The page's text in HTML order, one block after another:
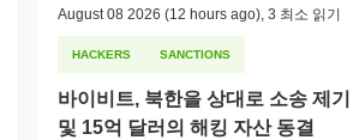
투표 메커니즘을 통해 커뮤니티 구성원이
이러한 문제를 해결했습니다. 또한, 플랫
적인 보안 감사를 실시하고 확인된 취약점
복력을 강화했습니다. 러시안 블루 고양이
August 08 2026 (12 hours ago) 3 최소 읽기
HACKERS SANCTIONS
바이비트, 북한을 상대로 소송 제기
및 15억 달러의 해킹 자산 동결